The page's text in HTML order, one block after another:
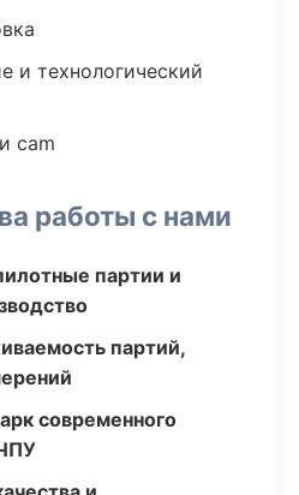
и технологический
cam
работы с нами
партии и
партий,
современного